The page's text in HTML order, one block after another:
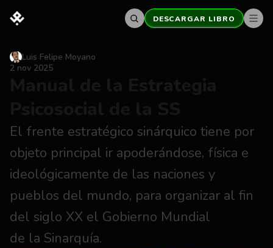
DESCARGAR LIBRO
2 nov 2025
Luis Felipe Moyano
El frente estratégico sinárquico tiene por
objeto principal ir apoderándose, física e
ideológicamente de las naciones y
pueblos del mundo, para organizar al fin
del siglo XX el Gobierno Mundial
de la Sinarquía.